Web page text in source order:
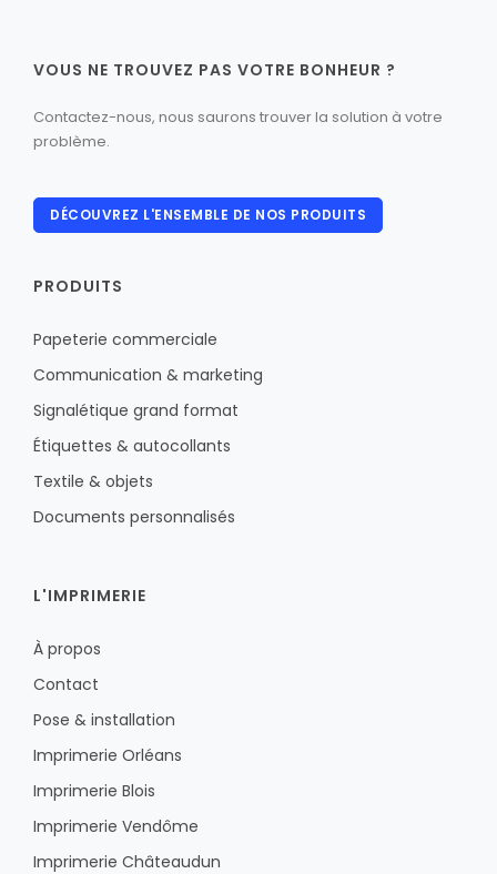
VOUS NE TROUVEZ PAS VOTRE BONHEUR ?
Contactez-nous, nous saurons trouver la solution à votre
problème.
DÉCOUVREZ L'ENSEMBLE DE NOS PRODUITS
PRODUITS
Papeterie commerciale
Communication & marketing
Signalétique grand format
Étiquettes & autocollants
Textile & objets
Documents personnalisés
L'IMPRIMERIE
À propos
Contact
Pose & installation
Imprimerie Orléans
Imprimerie Blois
Imprimerie Vendôme
Imprimerie Châteaudun